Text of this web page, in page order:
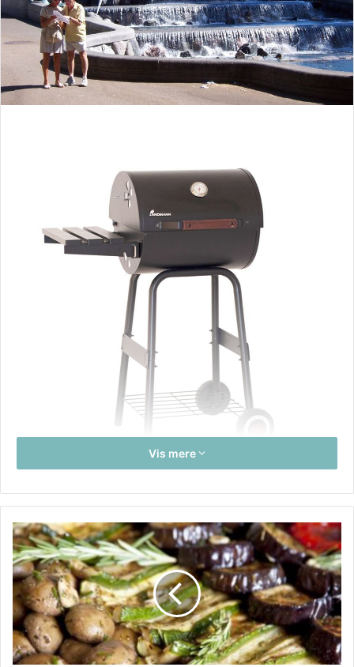
Har du længe ønsket dig en ny grill til den kommende
grillsæson? Nærmer sommeren sig nu med hastige skridt,
og har du endnu ikke haft held til at finde frem til en
model, der dækker dit behov for størrelse, brand,
funktioner og til en pris, som du synes, at du vil betale? Så
er det måske på tide, at du tager plads ved din pc og
kigger dig om på internettet. Det er nemlig her, at du
finder det største udbud af griller i alle størrelser og
afskygninger, både billige og dyre, og mon ikke, at der
Vis mere